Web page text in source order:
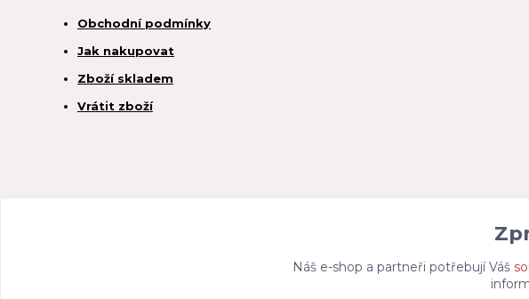
Obchodní podmínky
Jak nakupovat
Zboží skladem
Vrátit zboží
Náš e-shop a partneři potřebují Váš